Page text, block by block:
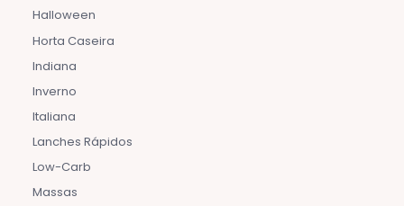
Halloween
Horta Caseira
Indiana
Inverno
Italiana
Lanches Rápidos
Low-Carb
Massas